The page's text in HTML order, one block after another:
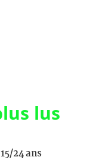
lus
24 ans